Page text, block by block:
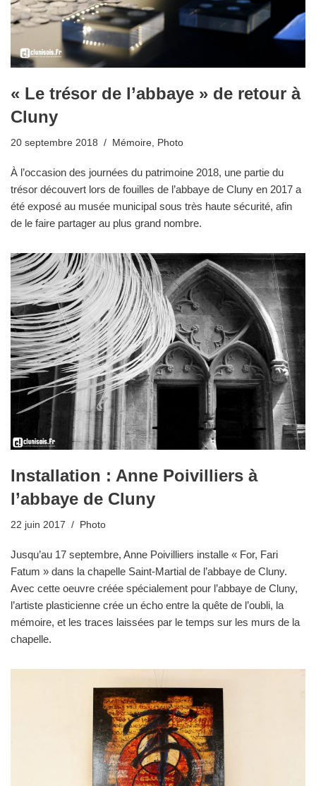
« Le trésor de l’abbaye » de retour à
Cluny
20 septembre 2018 Mémoire Photo
À l’occasion des journées du patrimoine 2018, une partie du
trésor découvert lors de fouilles de l’abbaye de Cluny en 2017 a
été exposé au musée municipal sous très haute sécurité, afin
de le faire partager au plus grand nombre.
Installation : Anne Poivilliers à
l’abbaye de Cluny
22 juin 2017 Photo
Jusqu’au 17 septembre, Anne Poivilliers installe « For, Fari
Fatum » dans la chapelle Saint-Martial de l’abbaye de Cluny.
Avec cette oeuvre créée spécialement pour l’abbaye de Cluny,
l’artiste plasticienne crée un écho entre la quête de l’oubli, la
mémoire, et les traces laissées par le temps sur les murs de la
chapelle.